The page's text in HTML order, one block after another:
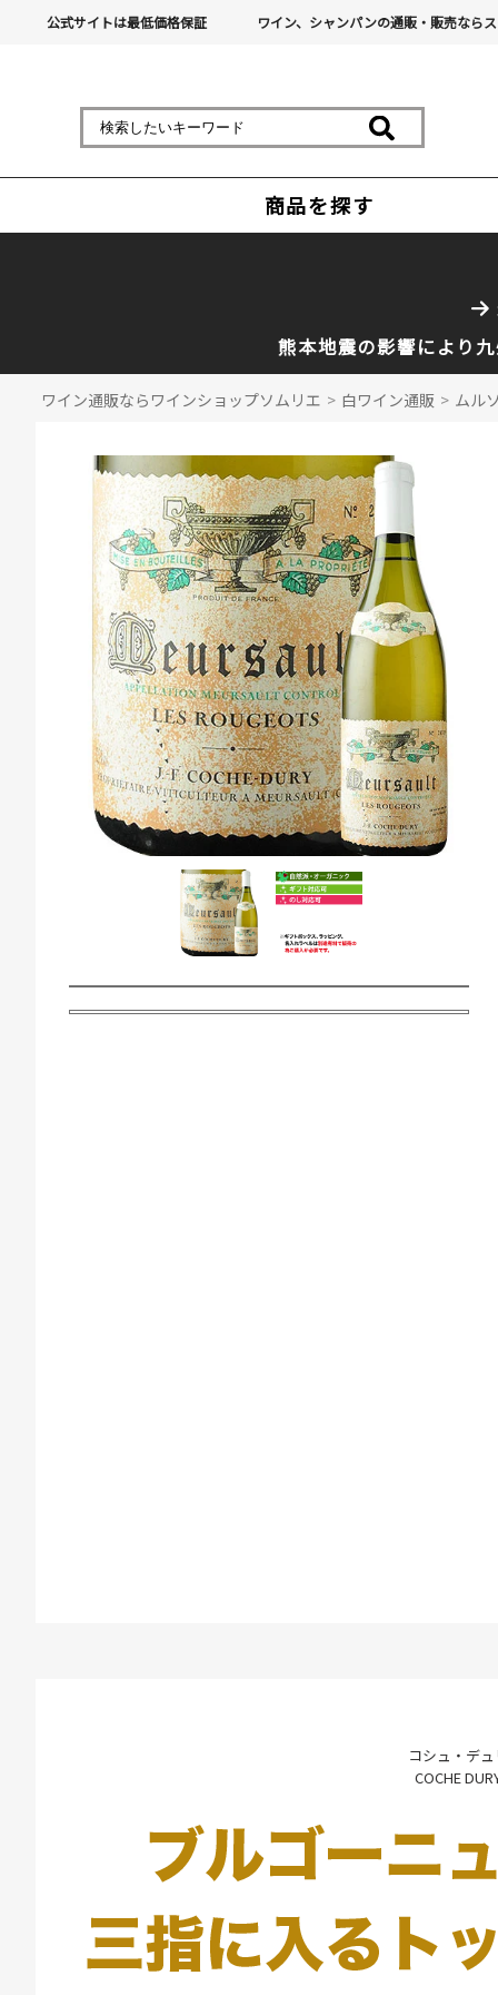
公式サイトは最低価格保証 ワイン、シャンパンの通販・販売なら
商品を探す
熊本地震の影響により
ワイン通販ならワインショップソムリエ > 白ワイン通販 > ムル
コシュ・デュ
COCHE